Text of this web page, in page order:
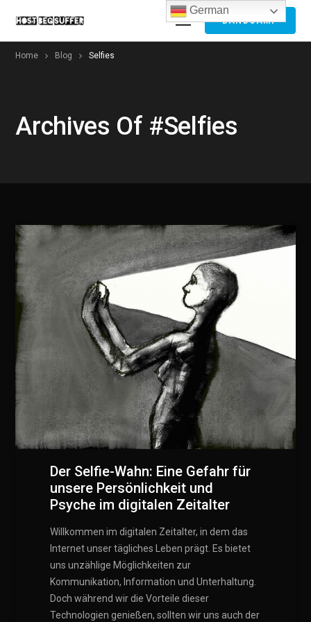
BANDCAMP
Home Blog Selfies
Archives Of #selfies
Der Selfie-Wahn: Eine Gefahr für
unsere Persönlichkeit und
Psyche im digitalen Zeitalter
Willkommen im digitalen Zeitalter, in dem das
Internet unser tägliches Leben prägt. Es bietet
uns unzählige Möglichkeiten zur
Kommunikation, Information und Unterhaltung.
Doch während wir die Vorteile dieser
Technologien genießen, sollten wir uns auch der
German